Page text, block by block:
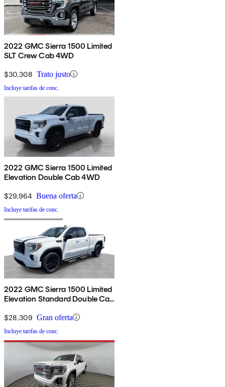
2022 GMC Sierra 1500 Limited
SLT Crew Cab 4WD
$30,308 Trato justo
Incluye tarifas de conc.
2022 GMC Sierra 1500 Limited
Elevation Double Cab 4WD
$29,964 Buena oferta
Incluye tarifas de conc.
2022 GMC Sierra 1500 Limited
Elevation Standard Double Cab
$28,309 Gran oferta
Incluye tarifas de conc.